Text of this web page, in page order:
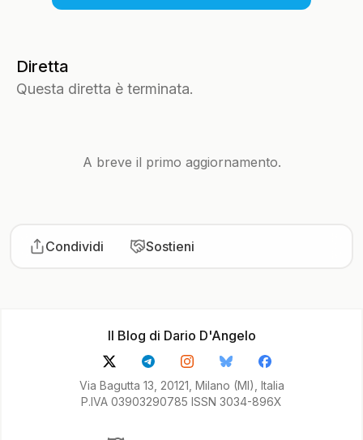
Diretta
Questa diretta è terminata.
A breve il primo aggiornamento.
Condividi Sostieni
Il Blog di Dario D'Angelo
Via Bagutta 13, 20121, Milano (MI), Italia
P.IVA 03903290785 ISSN 3034-896X